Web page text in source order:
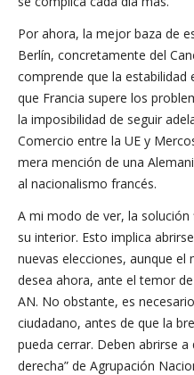
Por ahora, la mejor baza de
Berlín, concretamente del
comprende que la estabilidad
que Francia supere los
la imposibilidad de seguir
Comercio entre la UE y
mera mención de una
al nacionalismo francés.
A mi modo de ver, la
su interior. Esto implica
nuevas elecciones, aunque el
desea ahora, ante el temor
AN. No obstante, es
ciudadano, antes de que la
pueda cerrar. Deben abrirse
derecha” de Agrupación